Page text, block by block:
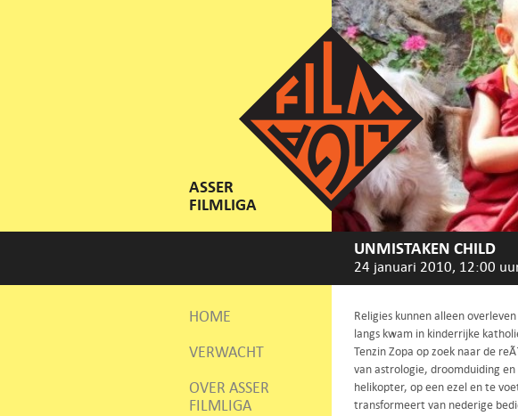
ASSER
FILMLIGA
UNMISTAKEN CHILD
24 januari 2010, 12:00
HOME
VERWACHT
OVER ASSER
FILMLIGA
Religies kunnen alleen
langs kwam in kinderrijke
Tenzin Zopa op zoek naar de
van astrologie, droomduiding
helikopter, op een ezel en te
transformeert van nederige